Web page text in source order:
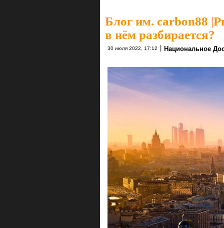
Блог им. carbon88 |
в нём разбирается?
30 июля 2022, 17:12 Национальное